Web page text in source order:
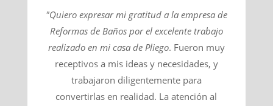
"Quiero expresar mi gratitud a la empresa de
Reformas de Baños por el excelente trabajo
realizado en mi casa de Pliego​. Fueron muy
receptivos a mis ideas y necesidades, y
trabajaron diligentemente para
convertirlas en realidad. La atención al